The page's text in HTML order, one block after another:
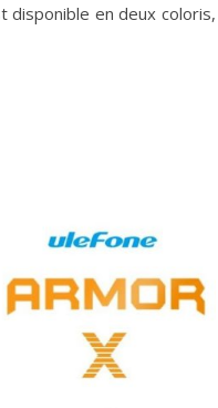
disponible en deux coloris,